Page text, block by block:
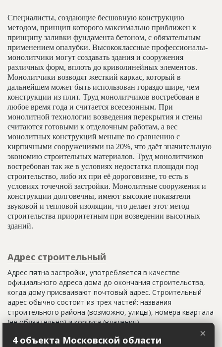
Специалисты, создающие бесшовную конструкцию
методом, принцип которого максимально приближен к
принципу заливки фундамента бетоном, с обязательным
применением опалубки. Высококлассные профессионалы-
монолитчики могут создавать здания и сооружения
различных форм, вплоть до криволинейных элементов.
Монолитчики возводят жесткий каркас, который в
дальнейшем может быть использован гораздо шире, чем
конструкции из плит. Труд монолитчиков востребован в
любое время года и считается всесезонным. При
монолитной технологии возведения перекрытия и стены
считаются готовыми к отделочным работам, а вес
монолитных конструкций меньше по сравнению с
кирпичными сооружениями на 20%, что даёт значительную
экономию строительных материалов. Труд монолитчиков
востребован так же в условиях недостатка площади под
строительство, либо их при её дороговизне, то есть в
условиях точечной застройки. Монолитные сооружения и
конструкции долговечны, имеют высокие показатели
звуковой и тепловой изоляции, что делает этот метод
строительства приоритетным при возведении высотных
зданий.
Адрес строительный
Адрес пятна застройки, употребляется в качестве
официального адреса дома до окончания строительства,
когда дому присваивают почтовый адрес. Строительный
адрес обычно состоит из трех частей: названия
строительного района (возможно, улицы), номера квартала
(не обязательно) и корпуса (владения).
Настоящим строительным адресом можно считать адрес,
×
4 объекта Московской области